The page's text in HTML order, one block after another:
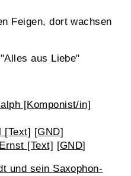
Feigen, dort wachsen
aus Liebe"
[Komponist/in]
[Text] [GND]
[Text] [GND]
und sein Saxophon-